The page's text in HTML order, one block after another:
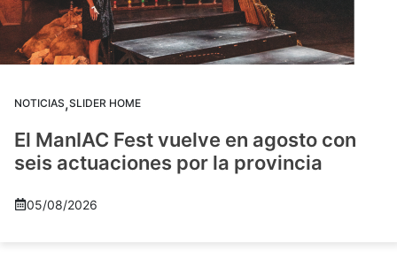
NOTICIAS,SLIDER HOME
El ManIAC Fest vuelve en agosto con
seis actuaciones por la provincia
05/08/2026